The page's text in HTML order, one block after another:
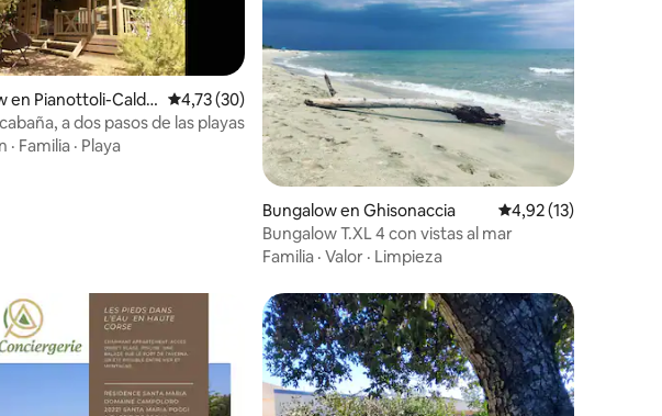
de 5. 98 evaluaciones
en Pianottoli-Calda
Calificación promedio: 4,73 de 5. 30 evaluaciones
4,73 (30)
a dos pasos de las playas
· Familia · Playa
Bungalow en Ghisonaccia Calificación
4,92 (13)
Bungalow T.XL 4 con vistas al mar
Familia · Valor · Limpieza